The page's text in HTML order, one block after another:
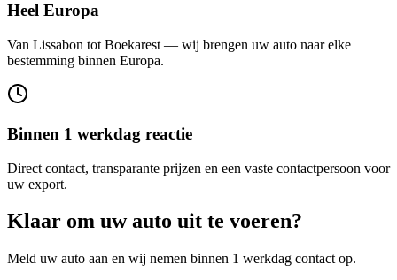
Heel Europa
Van Lissabon tot Boekarest — wij brengen uw auto naar elke
bestemming binnen Europa.
Binnen 1 werkdag reactie
Direct contact, transparante prijzen en een vaste contactpersoon voor
uw export.
Klaar om uw auto uit te voeren?
Meld uw auto aan en wij nemen binnen 1 werkdag contact op.